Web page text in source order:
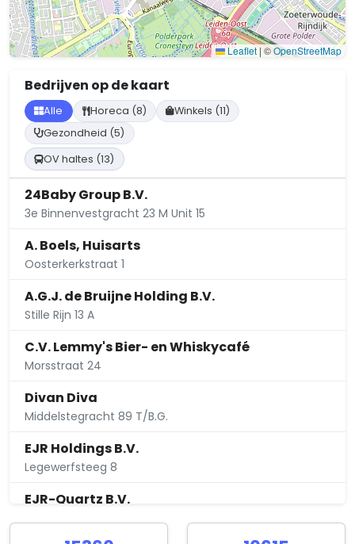
Leaflet| ©OpenStreetMap
Bedrijven op de kaart
Alle Horeca (8)
Winkels (11)
Gezondheid (5)
OV haltes (13)
24Baby Group B.V.
3e Binnenvestgracht 23 M Unit 15
A. Boels, Huisarts
Oosterkerkstraat 1
A.G.J. de Bruijne Holding B.V.
Stille Rijn 13 A
C.V. Lemmy's Bier- en Whiskycafé
Morsstraat 24
Divan Diva
Middelstegracht 89 T/B.G.
EJR Holdings B.V.
Legewerfsteeg 8
EJR-Quartz B.V.